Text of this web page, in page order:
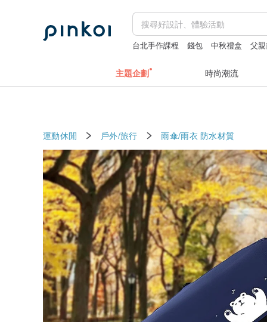
台北手作課程 錢包 中秋禮盒
父
主題企劃 時尚潮流
運動休閒 戶外/旅行 雨傘/雨衣 防水材質